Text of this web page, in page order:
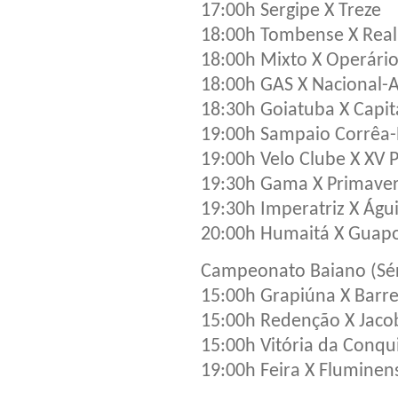
17:00h Sergipe X Treze
18:00h Tombense X
18:00h Mixto X
18:00h GAS X Nacional-
18:30h Goiatuba X
19:00h Sampaio
19:00h Velo Clube X XV
19:30h Gama X
19:30h Imperatriz X
20:00h Humaitá X
Campeonato Baiano
15:00h Grapiúna X
15:00h Redenção X
15:00h Vitória da
19:00h Feira X